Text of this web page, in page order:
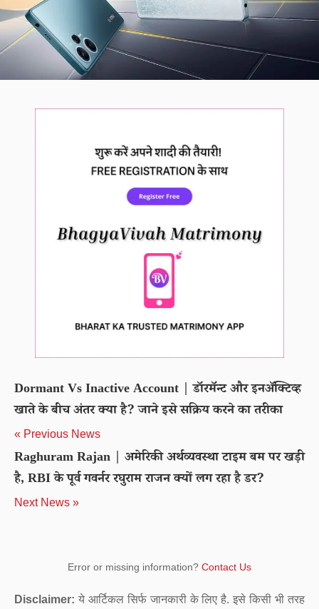
Dormant Vs Inactive Account | डॉरमॅन्ट और इनअ‍ॅक्टिव्ह
खाते के बीच अंतर क्या है? जाने इसे सक्रिय करने का तरीका
« Previous News
Raghuram Rajan | अमेरिकी अर्थव्यवस्था टाइम बम पर खड़ी
है, RBI के पूर्व गवर्नर रघुराम राजन क्यों लग रहा है डर?
Next News »
Error or missing information? Contact Us
Disclaimer: ये आर्टिकल सिर्फ जानकारी के लिए है. इसे किसी भी तरह